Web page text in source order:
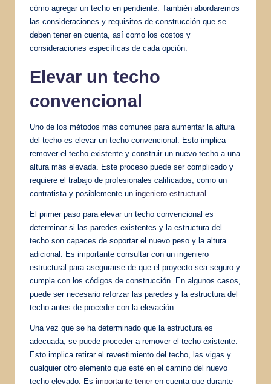
cómo agregar un techo en pendiente. También abordaremos
las consideraciones y requisitos de construcción que se
deben tener en cuenta, así como los costos y
consideraciones específicas de cada opción.
Elevar un techo
convencional
Uno de los métodos más comunes para aumentar la altura
del techo es elevar un techo convencional. Esto implica
remover el techo existente y construir un nuevo techo a una
altura más elevada. Este proceso puede ser complicado y
requiere el trabajo de profesionales calificados, como un
contratista y posiblemente un ingeniero estructural
El primer paso para elevar un techo convencional es
determinar si las paredes existentes y la estructura del
techo son capaces de soportar el nuevo peso y la altura
adicional. Es importante consultar con un ingeniero
estructural para asegurarse de que el proyecto sea seguro y
cumpla con los códigos de construcción. En algunos casos,
puede ser necesario reforzar las paredes y la estructura del
techo antes de proceder con la elevación.
Una vez que se ha determinado que la estructura es
adecuada, se puede proceder a remover el techo existente.
Esto implica retirar el revestimiento del techo, las vigas y
cualquier otro elemento que esté en el camino del nuevo
techo elevado. Es importante tener en cuenta que durante